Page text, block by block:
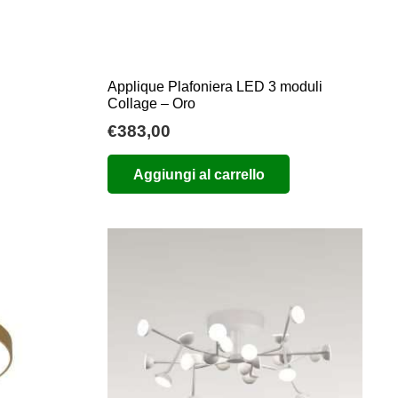
Applique Plafoniera LED 3 moduli
Collage – Oro
€383,00
Aggiungi al carrello